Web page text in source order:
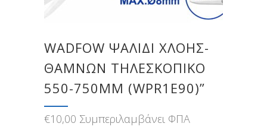
WADFOW ΨΑΛΙΔΙ ΧΛΟΗΣ-
ΘΑΜΝΩΝ ΤΗΛΕΣΚΟΠΙΚΟ
550-750MM (WPR1E90)”
€10,00 Συμπεριλαμβάνει ΦΠΑ